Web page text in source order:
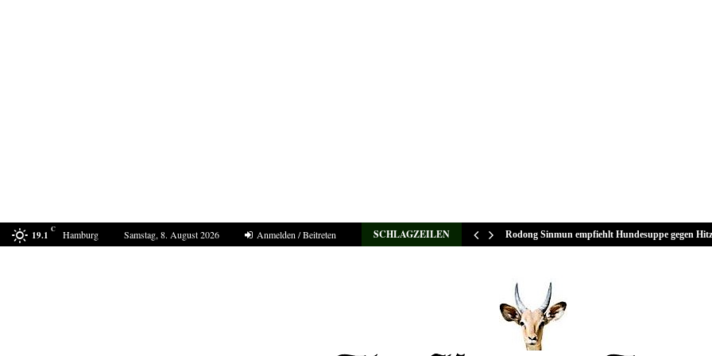
19.1 C Hamburg Samstag, 8. August 2026 Anmelden / Beitreten SCHLAGZEILEN
In Ceuta eskaliert die Situation erneut Rodong Sinmun empfiehlt Hundesuppe gegen